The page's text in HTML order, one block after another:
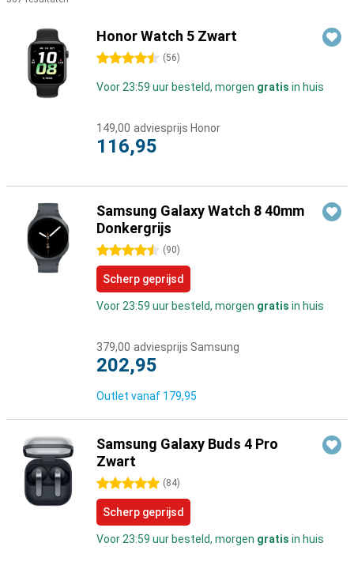
Honor Watch 5 Zwart
4.5 sterren (56)
Voor 23:59 uur besteld, morgen gratis in huis
149,00 adviesprijs Honor
116,95
Samsung Galaxy Watch 8 40mm
Donkergrijs
4.5 sterren (90)
Scherp geprijsd
Voor 23:59 uur besteld, morgen gratis in huis
379,00 adviesprijs Samsung
202,95
Outlet vanaf 179,95
Samsung Galaxy Buds 4 Pro
Zwart
5 sterren (84)
Scherp geprijsd
Voor 23:59 uur besteld, morgen gratis in huis